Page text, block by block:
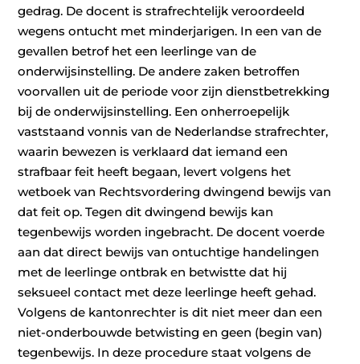
gedrag. De docent is strafrechtelijk veroordeeld
wegens ontucht met minderjarigen. In een van de
gevallen betrof het een leerlinge van de
onderwijsinstelling. De andere zaken betroffen
voorvallen uit de periode voor zijn dienstbetrekking
bij de onderwijsinstelling. Een onherroepelijk
vaststaand vonnis van de Nederlandse strafrechter,
waarin bewezen is verklaard dat iemand een
strafbaar feit heeft begaan, levert volgens het
wetboek van Rechtsvordering dwingend bewijs van
dat feit op. Tegen dit dwingend bewijs kan
tegenbewijs worden ingebracht. De docent voerde
aan dat direct bewijs van ontuchtige handelingen
met de leerlinge ontbrak en betwistte dat hij
seksueel contact met deze leerlinge heeft gehad.
Volgens de kantonrechter is dit niet meer dan een
niet-onderbouwde betwisting en geen (begin van)
tegenbewijs. In deze procedure staat volgens de